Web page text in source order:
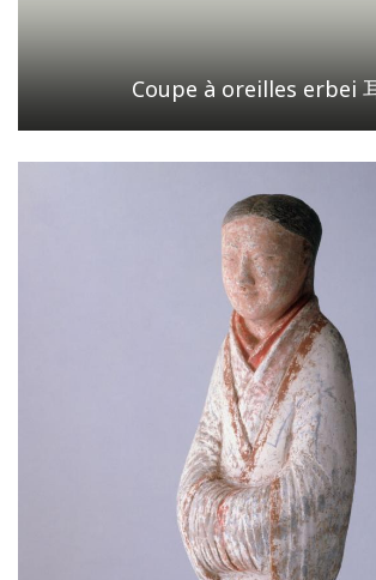
Coupe à oreilles erbei